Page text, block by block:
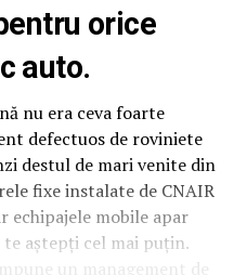
orice
auto.
nu era ceva foarte
defectuos de roviniete
destul de mari venite din
fixe instalate de CNAIR
echipajele mobile apar
aștepți cel mai puțin.
un management de